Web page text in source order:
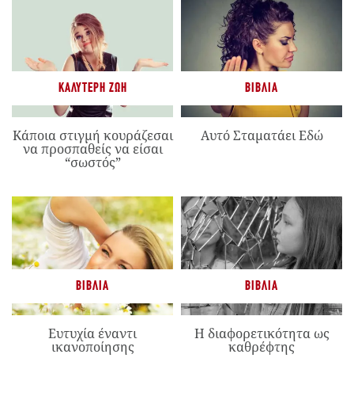
ΚΑΛΎΤΕΡΗ ΖΩΉ
Κάποια στιγμή κουράζεσαι
να προσπαθείς να είσαι
“σωστός”
ΒΙΒΛΊΑ
Αυτό Σταματάει Εδώ
ΒΙΒΛΊΑ
Ευτυχία έναντι
ικανοποίησης
ΒΙΒΛΊΑ
Η διαφορετικότητα ως
καθρέφτης